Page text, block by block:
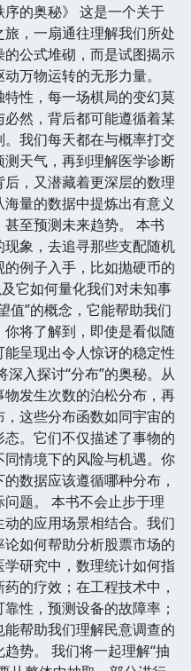
序的奥秘》 这是一个关于
，一扇通往理解我们所处
公式堆砌，而是试图揭示
万物运转的无形力量。
性，每一场棋局的变幻莫
然，背后都可能遵循着某
我们每天都在与概率打交
天气，再到理解医学诊断
，又潜藏着更深层的数理
量的数据中提炼出有意义
至预测未来趋势。 本书
象，去追寻那些支配随机
例子入手，比如抛硬币的
它如何量化我们对未知事
值”的概念，它能帮助我们
将了解到，即使是看似随
呈现出令人惊讶的稳定性
入探讨“分布”的奥秘。从
发生次数的泊松分布，再
这些分布函数如同宇宙的
。它们不仅描述了事物的
情境下的风险与机遇。你
数据应该遵循哪种分布，
题。 本书不会止步于理
的应用场景相结合。我们
如何帮助分析股票市场的
研究中，数理统计如何指
的疗效；在工程技术中，
性，预测设备的故障率；
帮助我们理解民意调查的
势。 我们将一起理解“抽